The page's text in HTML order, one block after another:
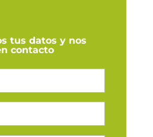
tus datos y nos
contacto